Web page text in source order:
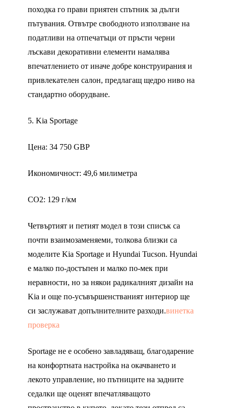
походка го прави приятен спътник за дълги
пътувания. Отвътре свободното използване на
податливи на отпечатъци от пръсти черни
лъскави декоративни елементи намалява
впечатлението от иначе добре конструирания и
привлекателен салон, предлагащ щедро ниво на
стандартно оборудване.
5. Kia Sportage
Цена: 34 750 GBP
Икономичност: 49,6 милиметра
CO2: 129 г/км
Четвъртият и петият модел в този списък са
почти взаимозаменяеми, толкова близки са
моделите Kia Sportage и Hyundai Tucson. Hyundai
е малко по-достъпен и малко по-мек при
неравности, но за някои радикалният дизайн на
Kia и още по-усъвършенстваният интериор ще
си заслужават допълнителните разходи.винетка
проверка
Sportage не е особено завладяващ, благодарение
на конфортната настройка на окачването и
лекото управление, но пътниците на задните
седалки ще оценят впечатляващото